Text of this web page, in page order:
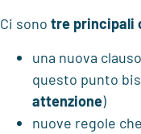
Ci sono tre principali
una nuova
questo punto
attenzione)
nuove regole